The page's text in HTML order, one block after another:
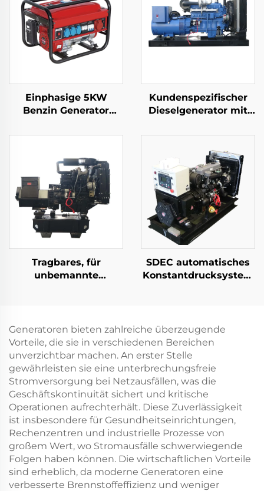
Einphasige 5KW
Benzin Generator
Vier-Takt
650W Nennleistung
Für Haus- und
Freiluftgebrauch
Automatische
Frequenz 50HZ/60HZ
Kundenspezifischer
Dieselgenerator mit
Leistung und
geringem
Kraftstoffverbrauch
Tragbares, für
unbemannte
Laden
SDEC automatisches
Konstantdrucksystem
Generatoren bieten zahlreiche überzeugende
Vorteile, die sie in verschiedenen Bereichen
unverzichtbar machen. An erster Stelle
gewährleisten sie eine unterbrechungsfreie
Stromversorgung bei Netzausfällen, was die
Geschäftskontinuität sichert und kritische
Operationen aufrechterhält. Diese Zuverlässigkeit
ist insbesondere für Gesundheitseinrichtungen,
Rechenzentren und industrielle Prozesse von
großem Wert, wo Stromausfälle schwerwiegende
Folgen haben können. Die wirtschaftlichen Vorteile
sind erheblich, da moderne Generatoren eine
verbesserte Brennstoffeffizienz und weniger